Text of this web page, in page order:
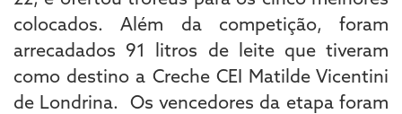
colocados. Além da competição, foram
arrecadados 91 litros de leite que tiveram
como destino a Creche CEI Matilde Vicentini
de Londrina. Os vencedores da etapa foram